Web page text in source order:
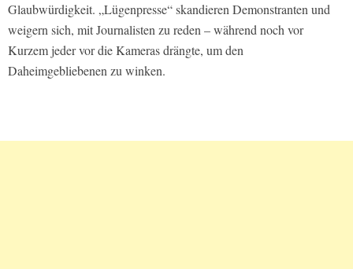
Glaubwürdigkeit. „Lügenpresse“ skandieren Demonstranten und
weigern sich, mit Journalisten zu reden – während noch vor
Kurzem jeder vor die Kameras drängte, um den
Daheimgebliebenen zu winken.